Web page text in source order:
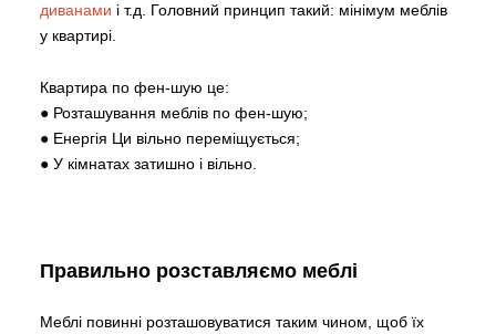
диванами і т.д. Головний принцип такий: мінімум меблів
у квартирі.
Квартира по фен-шую це:
● Розташування меблів по фен-шую;
● Енергія Ци вільно переміщується;
● У кімнатах затишно і вільно.
Правильно розставляємо меблі
Меблі повинні розташовуватися таким чином, щоб їх